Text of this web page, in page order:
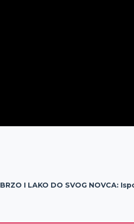
BRZO I LAKO DO SVOG NOVCA: